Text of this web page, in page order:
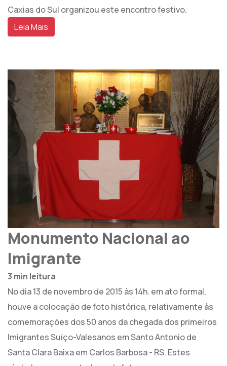
Caxias do Sul organizou este encontro festivo.
Leia Mais
Monumento Nacional ao
Imigrante
3 min leitura
No dia 13 de novembro de 2015 às 14h. em ato formal,
houve a colocação de foto histórica, relativamente às
comemorações dos 50 anos da chegada dos primeiros
Imigrantes Suíço-Valesanos em Santo Antonio de
Santa Clara Baixa em Carlos Barbosa - RS. Estes